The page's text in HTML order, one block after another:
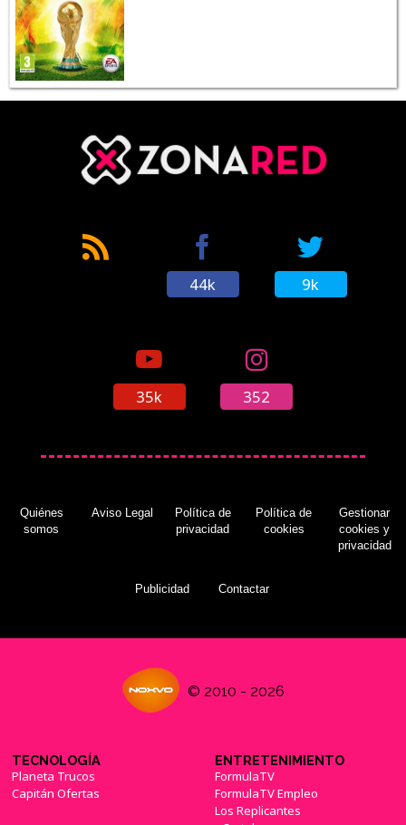
44k 9k
35k 352
Quiénes
somos
Aviso Legal
Política de
privacidad
Política de
cookies
Gestionar
cookies y
privacidad
Publicidad Contactar
© 2010 - 2026
TECNOLOGÍA
Planeta Trucos
Capitán Ofertas
ENTRETENIMIENTO
FormulaTV
FormulaTV Empleo
Los Replicantes